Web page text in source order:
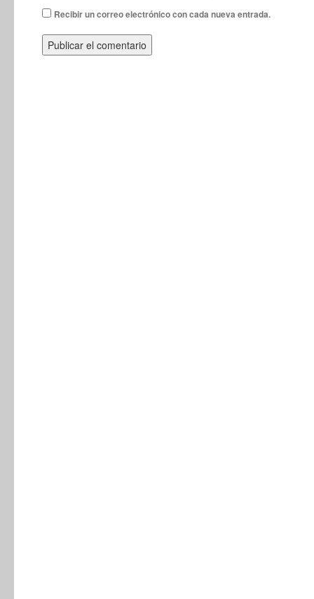
Recibir un correo electrónico con cada nueva entrada.